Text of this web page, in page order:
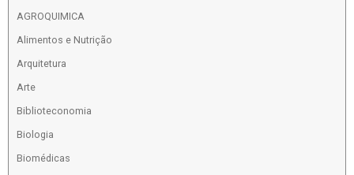
AGROQUIMICA
Alimentos e Nutrição
Arquitetura
Arte
Biblioteconomia
Biologia
Biomédicas